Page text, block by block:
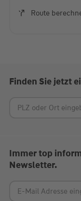
Route
Finden Sie jetzt
Immer top
Newsletter.